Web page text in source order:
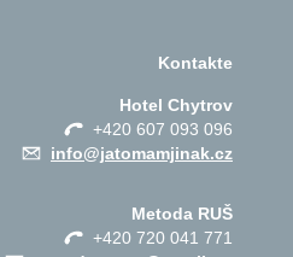
Kontakte
Hotel Chytrov
+420 607 093 096
info@jatomamjinak.cz
Metoda RUŠ
+420 720 041 771